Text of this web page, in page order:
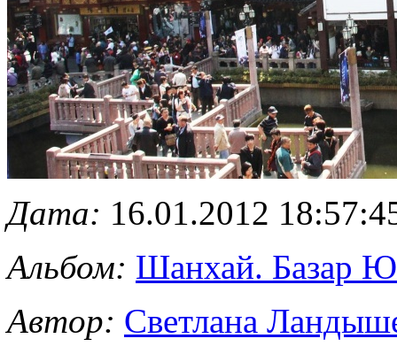
Дата: 16.01.2012
Альбом: Шанхай. Базар
Автор: Светлана